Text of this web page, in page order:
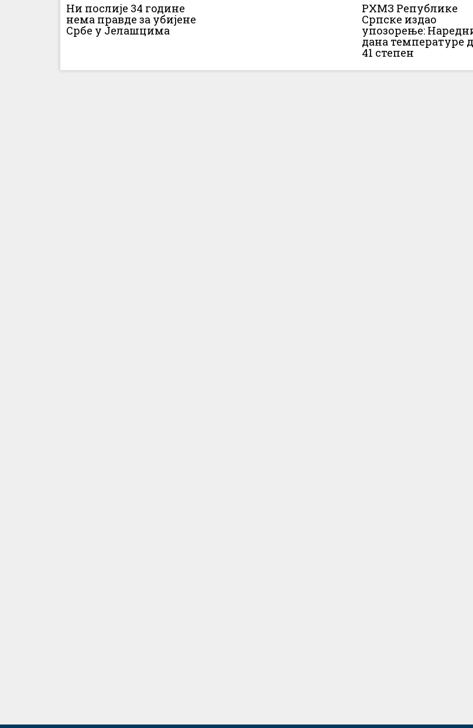
Ни послије 34 године
нема правде за убијене
Србе у Јелашцима
РХМЗ Републике
Српске издао
упозорење:
дана температуре
41 степен